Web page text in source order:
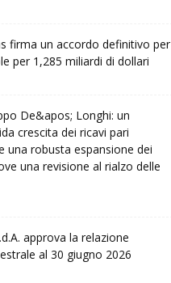
firma un accordo definitivo per
per 1,285 miliardi di dollari
De&apos; Longhi: un
crescita dei ricavi pari
una robusta espansione dei
una revisione al rialzo delle
approva la relazione
al 30 giugno 2026